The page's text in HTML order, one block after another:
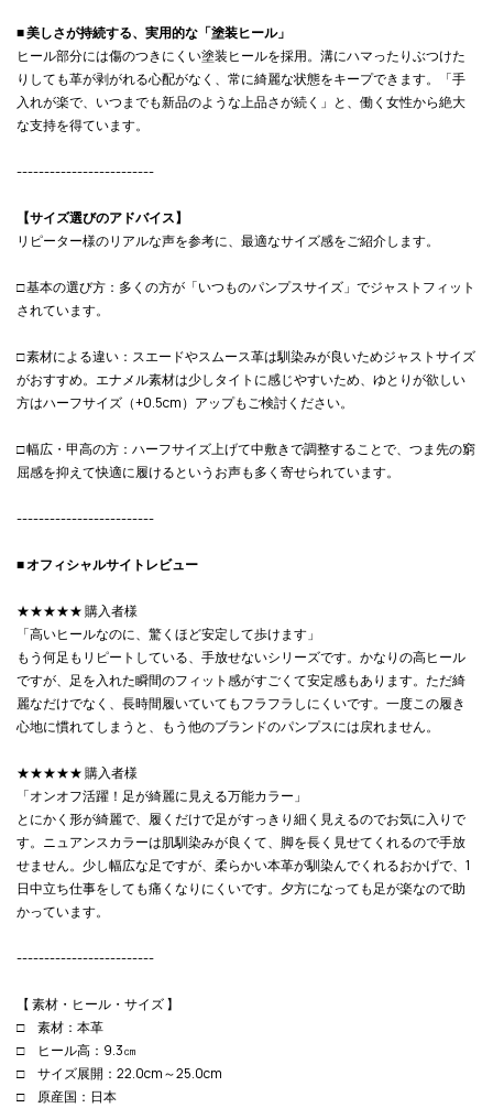
■ 美しさが持続する、実用的な「塗装ヒール」
ヒール部分には傷のつきにくい塗装ヒールを採用。溝にハマったりぶつけた
りしても革が剥がれる心配がなく、常に綺麗な状態をキープできます。「手
入れが楽で、いつまでも新品のような上品さが続く」と、働く女性から絶大
な支持を得ています。
-------------------------
【サイズ選びのアドバイス】
リピーター様のリアルな声を参考に、最適なサイズ感をご紹介します。
□ 基本の選び方：多くの方が「いつものパンプスサイズ」でジャストフィット
されています。
□ 素材による違い：スエードやスムース革は馴染みが良いためジャストサイズ
がおすすめ。エナメル素材は少しタイトに感じやすいため、ゆとりが欲しい
方はハーフサイズ（+0.5cm）アップもご検討ください。
□ 幅広・甲高の方：ハーフサイズ上げて中敷きで調整することで、つま先の窮
屈感を抑えて快適に履けるというお声も多く寄せられています。
-------------------------
■ オフィシャルサイトレビュー
★★★★★ 購入者様
「高いヒールなのに、驚くほど安定して歩けます」
もう何足もリピートしている、手放せないシリーズです。かなりの高ヒール
ですが、足を入れた瞬間のフィット感がすごくて安定感もあります。ただ綺
麗なだけでなく、長時間履いていてもフラフラしにくいです。一度この履き
心地に慣れてしまうと、もう他のブランドのパンプスには戻れません。
★★★★★ 購入者様
「オンオフ活躍！足が綺麗に見える万能カラー」
とにかく形が綺麗で、履くだけで足がすっきり細く見えるのでお気に入りで
す。ニュアンスカラーは肌馴染みが良くて、脚を長く見せてくれるので手放
せません。少し幅広な足ですが、柔らかい本革が馴染んでくれるおかげで、1
日中立ち仕事をしても痛くなりにくいです。夕方になっても足が楽なので助
かっています。
-------------------------
【 素材・ヒール・サイズ 】
□ 素材：本革
□ ヒール高：9.3㎝
□ サイズ展開：22.0cm～25.0cm
□ 原産国：日本